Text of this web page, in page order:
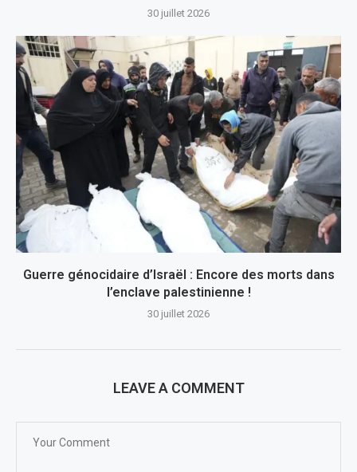
30 juillet 2026
Guerre génocidaire d’Israël : Encore des morts dans
l’enclave palestinienne !
30 juillet 2026
LEAVE A COMMENT